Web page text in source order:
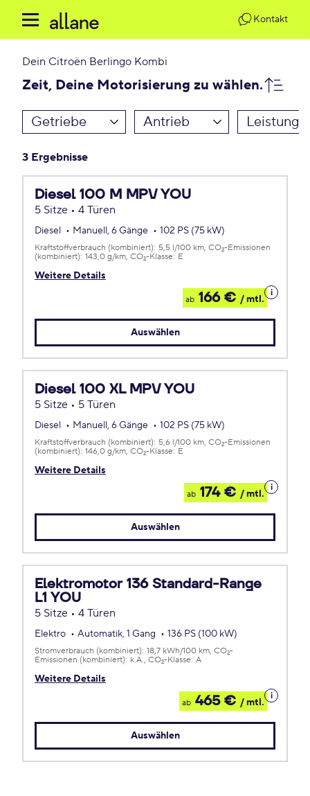
Kontakt
Dein Citroën Berlingo Kombi
Zeit, Deine Motorisierung zu wählen.
Getriebe Antrieb Leistung
3 Ergebnisse
Diesel 100 M MPV YOU
5 Sitze • 4 Türen
Diesel Manuell, 6 Gänge 102 PS (75 kW)
Weitere Details
Kraftstoffverbrauch (kombiniert): 5,5 l/100 km CO2-Emissionen
(kombiniert): 143,0 g/km CO2-Klasse: E
ab 166 € / mtl.
Details
zum
Auswählen
Diesel 100 XL MPV YOU
5 Sitze • 5 Türen
Diesel Manuell, 6 Gänge 102 PS (75 kW)
Weitere Details
Kraftstoffverbrauch (kombiniert): 5,6 l/100 km CO2-Emissionen
(kombiniert): 146,0 g/km CO2-Klasse: E
ab 174 € / mtl.
Details
zum
Auswählen
Elektromotor 136 Standard-Range
L1 YOU
5 Sitze • 4 Türen
Elektro Automatik, 1 Gang 136 PS (100 kW)
Weitere Details
Stromverbrauch (kombiniert): 18,7 kWh/100 km CO2-
Emissionen (kombiniert): k.A. CO2-Klasse: A
ab 465 € / mtl.
Details
zum
Auswählen